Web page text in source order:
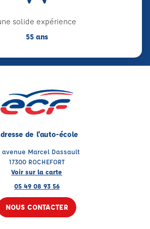
solide expérience
55 ans
de l'auto-école
avenue Marcel Dassault
17300 ROCHEFORT
Voir sur la carte
05 49 08 93 56
NOUS CONTACTER